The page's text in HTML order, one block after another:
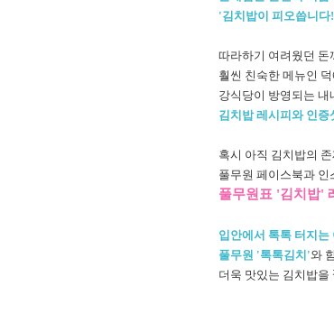
'김치밥이 피오씁니다
따라하기 여려웠던 돈
훨씬 친숙한 메뉴인 덕
강식당이 방영되는 내
김치밥 레시피와 인증
혹시 아직 김치밥의
풀무원 페이스북과 인
풀무원표 '김치밥'
입안에서 톡톡 터지
풀무원 '톡톡김치'와
더욱 맛있는 김치밥을